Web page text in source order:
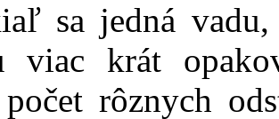
sa jedná
viac krát
rôznych